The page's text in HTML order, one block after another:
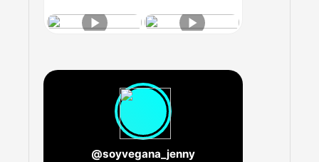
@soyvegana_jenny